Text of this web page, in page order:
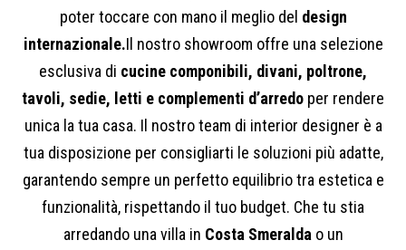
poter toccare con mano il meglio del design
internazionale.Il nostro showroom offre una selezione
esclusiva di cucine componibili, divani, poltrone,
tavoli, sedie, letti e complementi d’arredo per rendere
unica la tua casa. Il nostro team di interior designer è a
tua disposizione per consigliarti le soluzioni più adatte,
garantendo sempre un perfetto equilibrio tra estetica e
funzionalità, rispettando il tuo budget. Che tu stia
arredando una villa in Costa Smeralda o un